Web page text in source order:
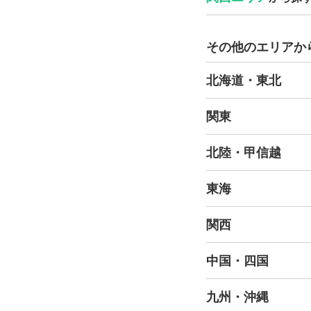
その他のエリアか
北海道・東北
関東
北陸・甲信越
東海
関西
中国・四国
九州・沖縄